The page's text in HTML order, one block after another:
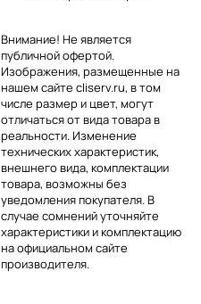
Внимание! Не является
публичной офертой.
Изображения, размещенные на
нашем сайте cliserv.ru, в том
числе размер и цвет, могут
отличаться от вида товара в
реальности. Изменение
технических характеристик,
внешнего вида, комплектации
товара, возможны без
уведомления покупателя. В
случае сомнений уточняйте
характеристики и комплектацию
на официальном сайте
производителя.